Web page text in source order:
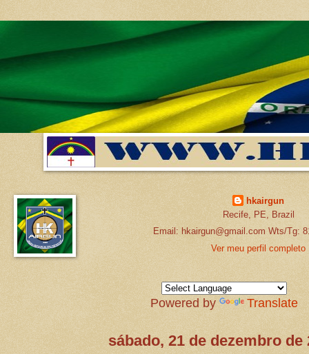
hkairgun
Recife, PE, Brazil
Email: hkairgun@gmail.com Wts/Tg:
Ver meu perfil completo
Powered by Translate
sábado, 21 de dezembro de